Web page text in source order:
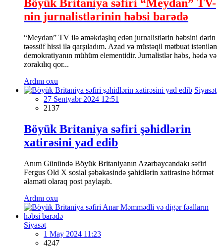
Böyük Britaniya səfiri “Meydan” TV-
nin jurnalistlərinin həbsi barədə
“Meydan” TV ilə əməkdaşlıq edən jurnalistlərin həbsini dərin
təəssüf hissi ilə qarşıladım. Azad və müstəqil mətbuat istənilən
demokratiyanın mühüm elementidir. Jurnalistlər həbs, hədə və
zorakılıq qor...
Ardını oxu
Siyasət
27 Sentyabr 2024 12:51
2137
Böyük Britaniya səfiri şəhidlərin
xatirəsini yad edib
Anım Günündə Böyük Britaniyanın Azərbaycandakı səfiri
Fergus Old X sosial şəbəkəsində şəhidlərin xatirəsinə hörmət
əlaməti olaraq post paylaşıb.
Ardını oxu
Siyasət
1 May 2024 11:23
4247